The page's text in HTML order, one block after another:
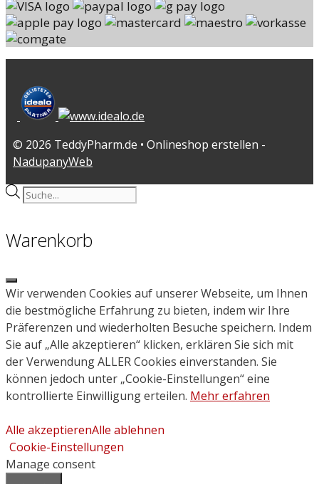
© 2026 TeddyPharm.de • Onlineshop erstellen -
NadupanyWeb
Products
Warenkorb
Close
Wir verwenden Cookies auf unserer Webseite, um Ihnen
die bestmögliche Erfahrung zu bieten, indem wir Ihre
Präferenzen und wiederholten Besuche speichern. Indem
Sie auf „Alle akzeptieren“ klicken, erklären Sie sich mit
der Verwendung ALLER Cookies einverstanden. Sie
können jedoch unter „Cookie-Einstellungen“ eine
kontrollierte Einwilligung erteilen. Mehr erfahren
Alle akzeptierenAlle ablehnen
Cookie-Einstellungen
Manage consent